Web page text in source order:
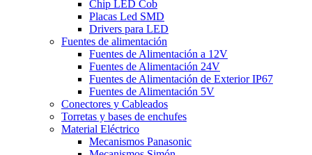
Chip LED Cob
Placas Led SMD
Drivers para LED
Fuentes de alimentación
Fuentes de Alimentación a 12V
Fuentes de Alimentación 24V
Fuentes de Alimentación de Exterior IP67
Fuentes de Alimentación 5V
Conectores y Cableados
Torretas y bases de enchufes
Material Eléctrico
Mecanismos Panasonic